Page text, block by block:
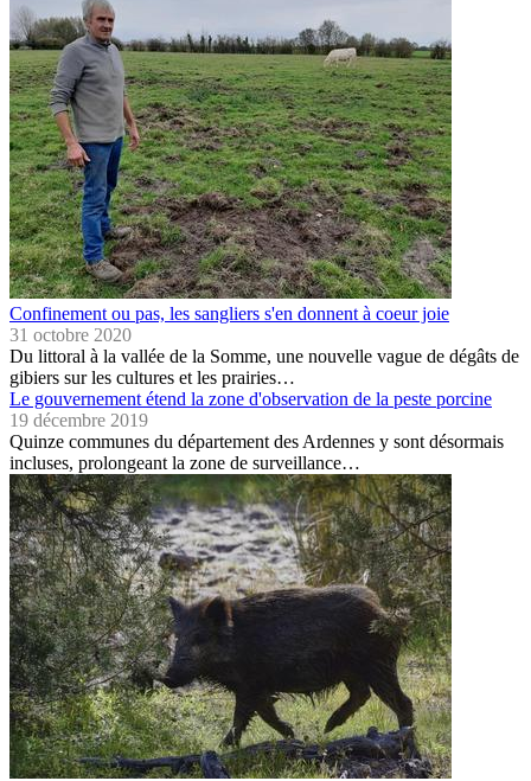
Confinement ou pas, les sangliers s'en donnent à coeur joie
31 octobre 2020
Du littoral à la vallée de la Somme, une nouvelle vague de dégâts de
gibiers sur les cultures et les prairies…
Le gouvernement étend la zone d'observation de la peste porcine
19 décembre 2019
Quinze communes du département des Ardennes y sont désormais
incluses, prolongeant la zone de surveillance…